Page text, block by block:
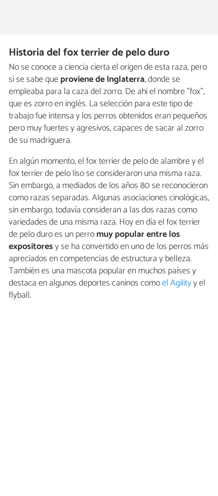
Historia del fox terrier de pelo duro
No se conoce a ciencia cierta el origen de esta raza, pero
sí se sabe queproviene de Inglaterra, donde se
empleaba para la caza del zorro. De ahí el nombre "fox",
que es zorro en inglés. La selección para este tipo de
trabajo fue intensa y los perros obtenidos eran pequeños
pero muy fuertes y agresivos, capaces de sacar al zorro
de su madriguera.
En algún momento, el fox terrier de pelo de alambre y el
fox terrier de pelo liso se consideraron una misma raza.
Sin embargo, a mediados de los años 80 se reconocieron
como razas separadas. Algunas asociaciones cinológicas,
sin embargo, todavía consideran a las dos razas como
variedades de una misma raza. Hoy en día el fox terrier
de pelo duro es un perromuy popular entre los
expositoresy se ha convertido en uno de los perros más
apreciados en competencias de estructura y belleza.
También es una mascota popular en muchos países y
destaca en algunos deportes caninos comoel Agilityy el
flyball.